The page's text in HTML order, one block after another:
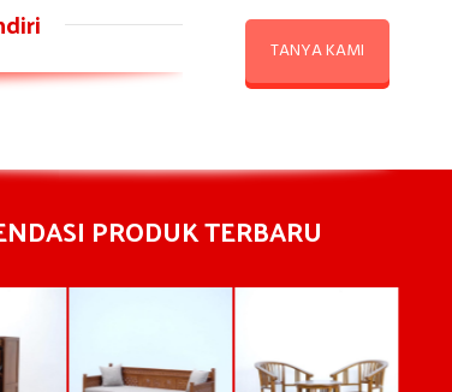
TANYA KAMI
PRODUK TERBARU